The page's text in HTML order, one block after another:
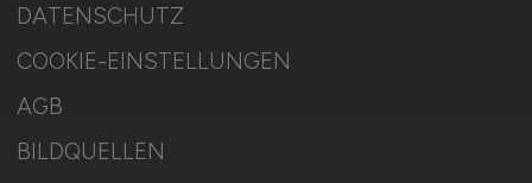
DATENSCHUTZ
COOKIE-EINSTELLUNGEN
AGB
BILDQUELLEN